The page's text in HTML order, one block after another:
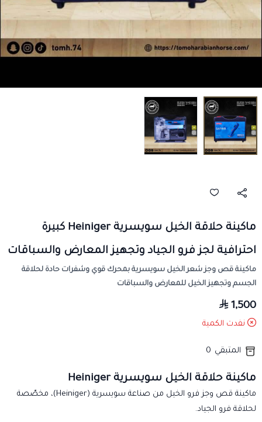
ماكينة حلاقة الخيل سويسرية Heiniger كبيرة
احترافية لجز فرو الجياد وتجهيز المعارض والسباقات
ماكينة قص وجز شعر الخيل سويسرية بمحرك قوي وشفرات حادة لحلاقة
الجسم وتجهيز الخيل للمعارض والسباقات
1,500
نفدت الكمية
المتبقي 0
ماكينة حلاقة الخيل سويسرية Heiniger
ماكينة قص وجز فرو الخيل من صناعة سويسرية (Heiniger)، مخصّصة
لحلاقة فرو الجياد.